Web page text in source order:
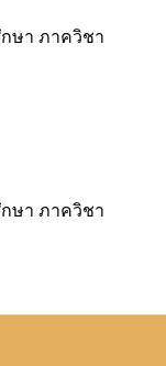
ษา ภาควิชา
ษา ภาควิชา